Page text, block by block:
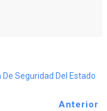
Seguridad Del Estado
Anterior